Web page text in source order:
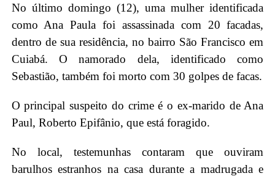
No último domingo (12), uma mulher identificada
como Ana Paula foi assassinada com 20 facadas,
dentro de sua residência, no bairro São Francisco em
Cuiabá. O namorado dela, identificado como
Sebastião, também foi morto com 30 golpes de facas.
O principal suspeito do crime é o ex-marido de Ana
Paul, Roberto Epifânio, que está foragido.
No local, testemunhas contaram que ouviram
barulhos estranhos na casa durante a madrugada e